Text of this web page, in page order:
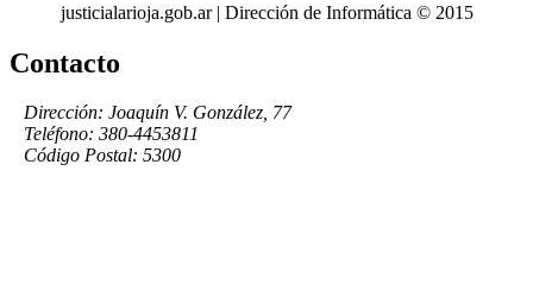
justicialarioja.gob.ar | Dirección de Informática © 2015
Contacto
Dirección: Joaquín V. González, 77
Teléfono: 380-4453811
Código Postal: 5300